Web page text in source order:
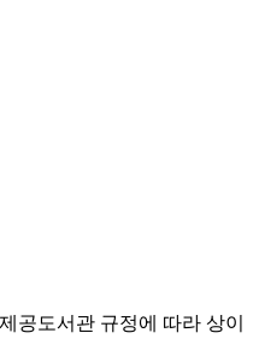
공도서관 규정에 따라 상이